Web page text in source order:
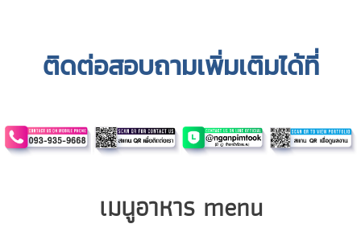
ติดต่อสอบถามเพิ่มเติมได้ที่
เมนูอาหาร menu